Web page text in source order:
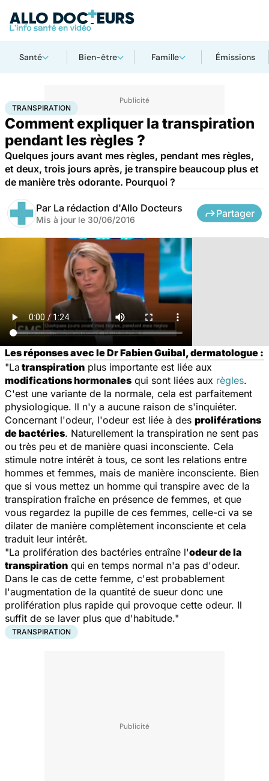
Santé Bien-être Famille Émissions
AccueilSantéTranspiration
TRANSPIRATION
Comment expliquer la transpiration
pendant les règles ?
Quelques jours avant mes règles, pendant mes règles,
et deux, trois jours après, je transpire beaucoup plus et
de manière très odorante. Pourquoi ?
Par La rédaction d'Allo Docteurs
Mis à jour le 30/06/2016
Partager
Les réponses avec le Dr Fabien Guibal, dermatologue :
"La transpiration plus importante est liée aux
modifications hormonales qui sont liées aux règles.
C'est une variante de la normale, cela est parfaitement
physiologique. Il n'y a aucune raison de s'inquiéter.
Concernant l'odeur, l'odeur est liée à des proliférations
de bactéries. Naturellement la transpiration ne sent pas
ou très peu et de manière quasi inconsciente. Cela
stimule notre intérêt à tous, ce sont les relations entre
hommes et femmes, mais de manière inconsciente. Bien
que si vous mettez un homme qui transpire avec de la
transpiration fraîche en présence de femmes, et que
vous regardez la pupille de ces femmes, celle-ci va se
dilater de manière complètement inconsciente et cela
traduit leur intérêt.
"La prolifération des bactéries entraîne l'odeur de la
transpiration qui en temps normal n'a pas d'odeur.
Dans le cas de cette femme, c'est probablement
l'augmentation de la quantité de sueur donc une
prolifération plus rapide qui provoque cette odeur. Il
suffit de se laver plus que d'habitude."
TRANSPIRATION